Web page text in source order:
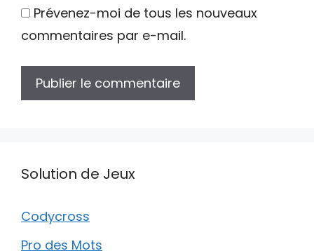
Prévenez-moi de tous les nouveaux
commentaires par e-mail.
Solution de Jeux
Codycross
Pro des Mots